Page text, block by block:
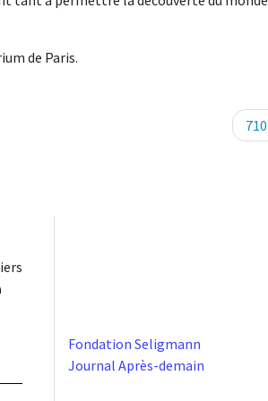
de Paris.
710
Fondation Seligmann
Journal Après-demain